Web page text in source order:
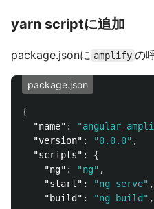
yarn scriptに追加
package.jsonに amplify の
package.json
{
"name" : "angular-
"version" : "0.0.0" ,
"scripts" :
{
"ng" : "ng" ,
"start" : "ng serve" ,
"build" : "ng build" ,